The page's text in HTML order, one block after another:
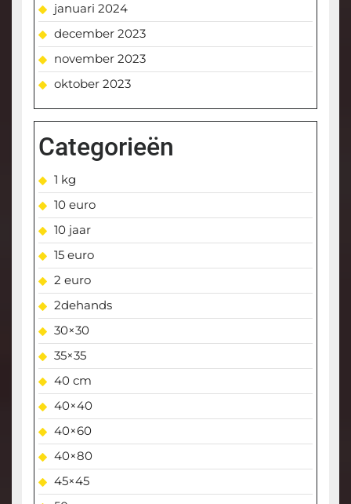
januari 2024
december 2023
november 2023
oktober 2023
Categorieën
1 kg
10 euro
10 jaar
15 euro
2 euro
2dehands
30×30
35×35
40 cm
40×40
40×60
40×80
45×45